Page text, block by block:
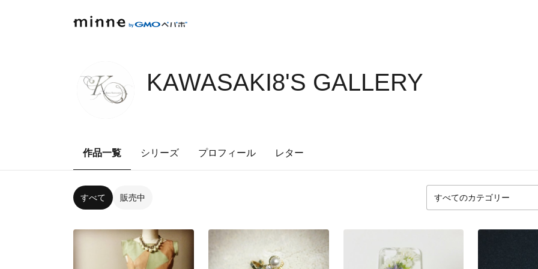
KAWASAKI8'S GALLERY
作品一覧 シリーズ プロフィール レター
すべて 販売中